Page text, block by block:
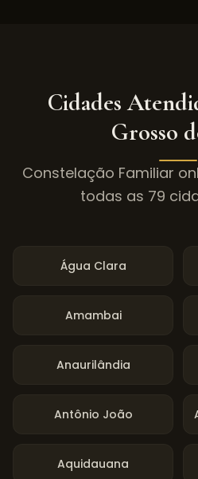
Cidades
Grosso
Constelação Familiar
todas as 79
Água Clara
Amambai
Anaurilândia
Antônio João
Aquidauana